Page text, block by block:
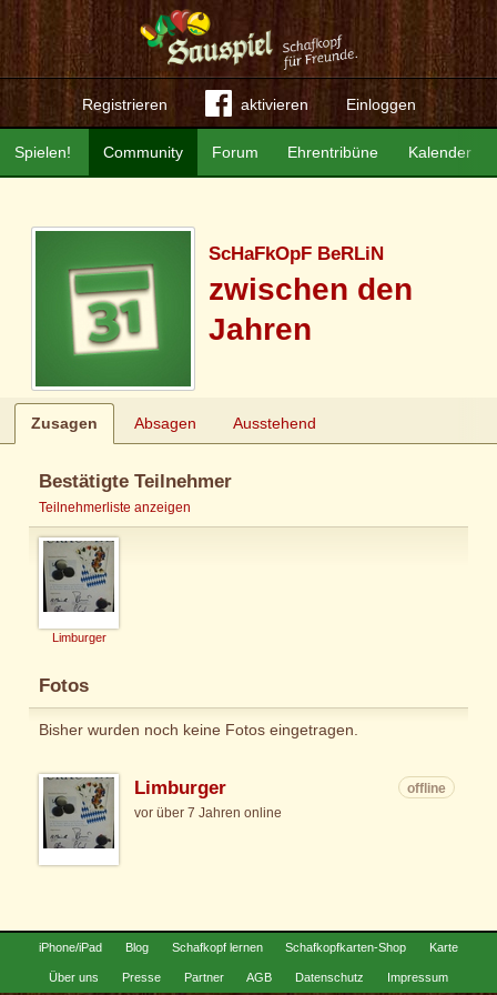
Registrieren aktivieren Einloggen
Community Forum Ehrentribüne Kalender
Spielen!
ScHaFkOpF BeRLiN
zwischen den
Jahren
Zusagen Absagen Ausstehend
Bestätigte Teilnehmer
Teilnehmerliste anzeigen
Limburger
Fotos
Bisher wurden noch keine Fotos eingetragen.
Limburger
offline
vor über 7 Jahren online
iPhone/iPad Blog Schafkopf lernen Schafkopfkarten-Shop Karte
Über uns Presse Partner AGB Datenschutz Impressum